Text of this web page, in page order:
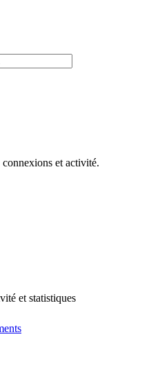
et activité.
et statistiques